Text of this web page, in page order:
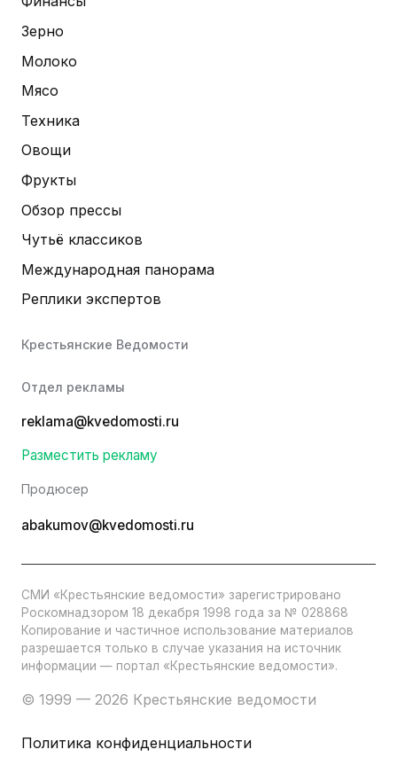
Зерно
Молоко
Мясо
Техника
Овощи
Фрукты
Обзор прессы
Чутьё классиков
Международная панорама
Реплики экспертов
Крестьянские Ведомости
Отдел рекламы
reklama@kvedomosti.ru
Разместить рекламу
Продюсер
abakumov@kvedomosti.ru
СМИ «Крестьянские ведомости» зарегистрировано
Роскомнадзором 18 декабря 1998 года за № 028868
Копирование и частичное использование материалов
разрешается только в случае указания на источник
информации — портал «Крестьянские ведомости».
© 1999 — 2026 Крестьянские ведомости
Политика конфиденциальности